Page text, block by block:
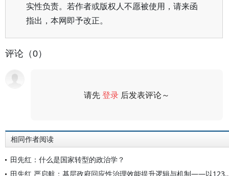
实性负责。若作者或版权人不愿被使用，请来函
指出，本网即予改正。
评论（0）
请先登录 后发表评论～
相同作者阅读
田先红：什么是国家转型的政治学？
田先红 严启航：基层政府回应性治理